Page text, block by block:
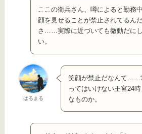
ここの衛兵さん、噂によると勤務
顔を見せることが禁止されてるん
さ……実際に近づいても微動だに
い。
はるまる
笑顔が禁止だなんて……
ってはいけない王宮24
なものか。